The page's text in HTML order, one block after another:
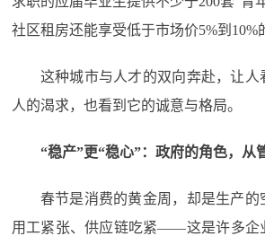
社区租房还能享受低于市场价5%到10%
这种城市与人才的双向奔赴，让人
人的渴求，也看到它的诚意与格局。
“稳产”更“稳心”：政府的角色，从
春节是消费的黄金周，却是生产的
用工紧张、供应链吃紧——这是许多企